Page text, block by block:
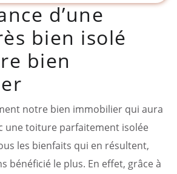
d’une
bien isolé
bien
notre bien immobilier qui aura
une toiture parfaitement isolée
les bienfaits qui en résultent,
bénéficié le plus. En effet, grâce à